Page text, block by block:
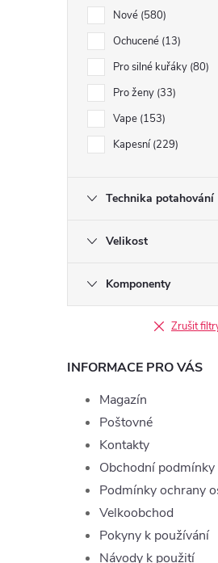
Nové 580
Ochucené 13
Pro silné kuřáky 80
Pro ženy 33
Vape 153
Kapesní 229
Technika potahování
Velikost
Komponenty
Zrušit
INFORMACE PRO VÁS
Magazín
Poštovné
Kontakty
Obchodní podmínky
Podmínky ochrany
Velkoobchod
Pokyny k používání
Návody k použití